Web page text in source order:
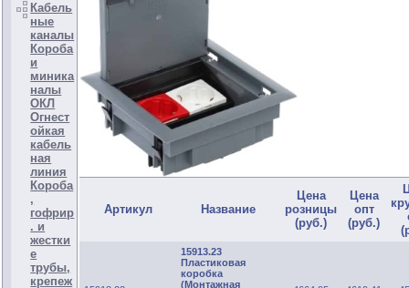
Кабель
ные
каналы
Короба
и
миника
налы
ОКЛ
Огнест
ойкая
кабель
ная
линия
Короба
,
гофрир
. и
жестки
е
трубы,
крепеж
Артикул Название
Цена
розницы
(руб.)
Цена
опт
(руб.)
15913.23
Пластиковая
коробка
(Монтажная